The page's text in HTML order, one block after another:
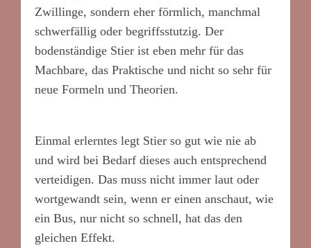
Zwillinge, sondern eher förmlich, manchmal
schwerfällig oder begriffsstutzig. Der
bodenständige Stier ist eben mehr für das
Machbare, das Praktische und nicht so sehr für
neue Formeln und Theorien.
Einmal erlerntes legt Stier so gut wie nie ab
und wird bei Bedarf dieses auch entsprechend
verteidigen. Das muss nicht immer laut oder
wortgewandt sein, wenn er einen anschaut, wie
ein Bus, nur nicht so schnell, hat das den
gleichen Effekt.